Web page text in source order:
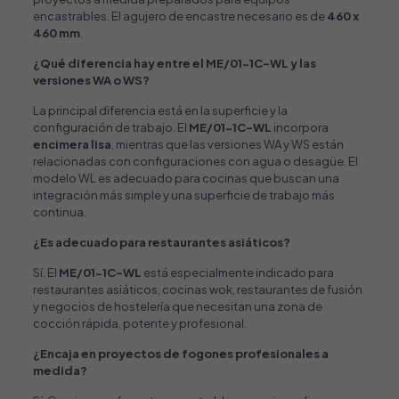
encastrables. El agujero de encastre necesario es de460 x
460 mm
¿Qué diferencia hay entre el ME/01-1C-WL y las
versiones WA o WS?
La principal diferencia está en la superficie y la
configuración de trabajo. El ME/01-1C-WL incorpora
encimera lisa , mientras que las versiones WA y WS están
relacionadas con configuraciones con agua o desagüe. El
modelo WL es adecuado para cocinas que buscan una
integración más simple y una superficie de trabajo más
continua.
¿Es adecuado para restaurantes asiáticos?
Sí. El ME/01-1C-WL está especialmente indicado para
restaurantes asiáticos, cocinas wok, restaurantes de fusión
y negocios de hostelería que necesitan una zona de
cocción rápida, potente y profesional.
¿Encaja en proyectos de fogones profesionales a
medida?